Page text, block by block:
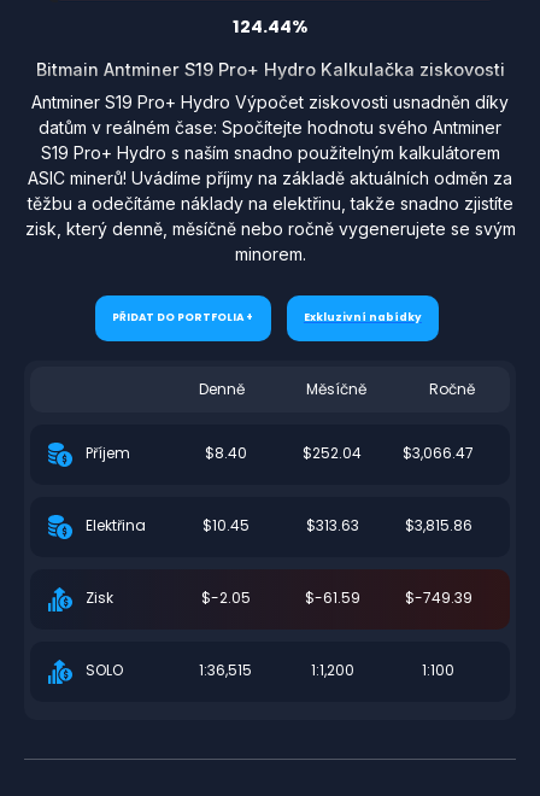
124.44%
Bitmain Antminer S19 Pro+ Hydro Kalkulačka ziskovosti
Antminer S19 Pro+ Hydro Výpočet ziskovosti usnadněn díky
datům v reálném čase: Spočítejte hodnotu svého Antminer
S19 Pro+ Hydro s naším snadno použitelným kalkulátorem
ASIC minerů! Uvádíme příjmy na základě aktuálních odměn za
těžbu a odečítáme náklady na elektřinu, takže snadno zjistíte
zisk, který denně, měsíčně nebo ročně vygenerujete se svým
minorem.
PŘIDAT DO PORTFOLIA + Exkluzivní nabídky
Denně Měsíčně Ročně
Příjem $8.40 $252.04 $3,066.47
Elektřina $10.45 $313.63 $3,815.86
Zisk $-2.05 $-61.59 $-749.39
SOLO 1:36,515 1:1,200 1:100